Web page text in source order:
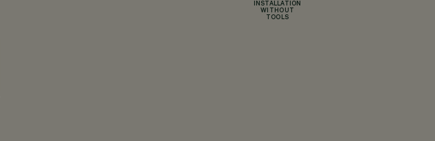
INSTALLATION
WITHOUT
TOOLS